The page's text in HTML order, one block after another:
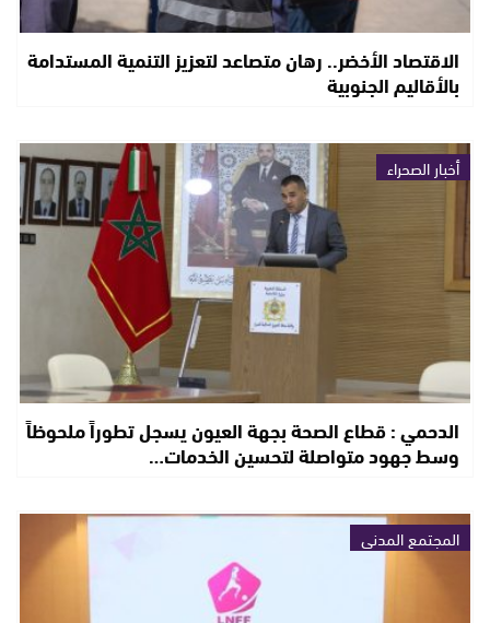
الاقتصاد الأخضر.. رهان متصاعد لتعزيز التنمية المستدامة
بالأقاليم الجنوبية
أخبار الصحراء
الدحمي : قطاع الصحة بجهة العيون يسجل تطوراً ملحوظاً
وسط جهود متواصلة لتحسين الخدمات…
المجتمع المدني